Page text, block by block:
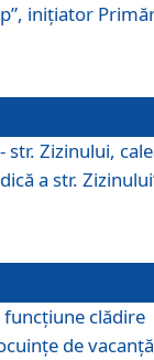
iniţiator
str. Zizinului,
a str.
funcţiune clădire
de